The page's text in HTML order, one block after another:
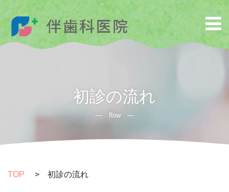
初診の流れ
― flow ―
TOP > 初診の流れ